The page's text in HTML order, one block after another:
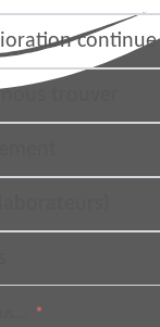
trouver